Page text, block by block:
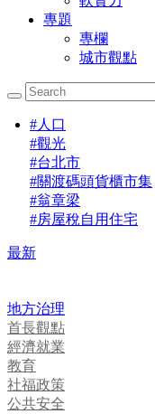
專題
專欄
城市觀點
#人口
#觀光
#台北市
#關渡碼頭貨櫃市集
#翁章梁
#房屋稅自用住宅
最新
地方治理
首長觀點
經濟就業
教育
社福政策
公共安全